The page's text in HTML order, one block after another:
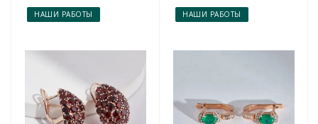
НАШИ РАБОТЫ НАШИ РАБОТЫ